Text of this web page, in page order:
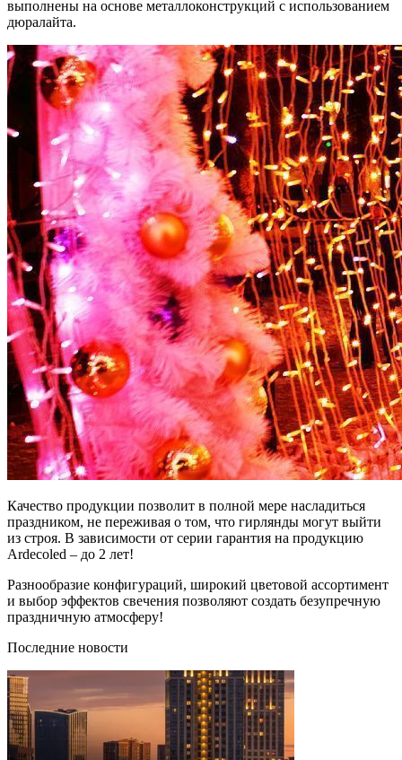
выполнены на основе металлоконструкций с использованием
дюралайта.
Качество продукции позволит в полной мере насладиться
праздником, не переживая о том, что гирлянды могут выйти
из строя. В зависимости от серии гарантия на продукцию
Ardecoled – до 2 лет!
Разнообразие конфигураций, широкий цветовой ассортимент
и выбор эффектов свечения позволяют создать безупречную
праздничную атмосферу!
Последние новости